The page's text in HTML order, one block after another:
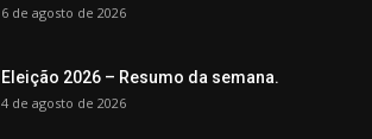
6 de agosto de 2026
Eleição 2026 – Resumo da semana.
4 de agosto de 2026